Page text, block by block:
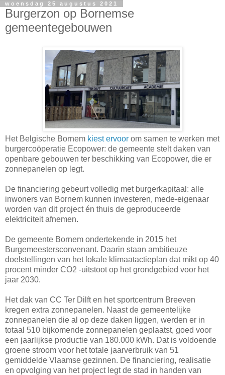
woensdag 25 augustus 2021
Burgerzon op Bornemse
gemeentegebouwen
Het Belgische Bornem kiest ervoor om samen te werken met
burgercoöperatie Ecopower: de gemeente stelt daken van
openbare gebouwen ter beschikking van Ecopower, die er
zonnepanelen op legt.
De financiering gebeurt volledig met burgerkapitaal: alle
inwoners van Bornem kunnen investeren, mede-eigenaar
worden van dit project én thuis de geproduceerde
elektriciteit afnemen.
De gemeente Bornem ondertekende in 2015 het
Burgemeestersconvenant. Daarin staan ambitieuze
doelstellingen van het lokale klimaatactieplan dat mikt op 40
procent minder CO2 -uitstoot op het grondgebied voor het
jaar 2030.
Het dak van CC Ter Dilft en het sportcentrum Breeven
kregen extra zonnepanelen. Naast de gemeentelijke
zonnepanelen die al op deze daken liggen, werden er in
totaal 510 bijkomende zonnepanelen geplaatst, goed voor
een jaarlijkse productie van 180.000 kWh. Dat is voldoende
groene stroom voor het totale jaarverbruik van 51
gemiddelde Vlaamse gezinnen. De financiering, realisatie
en opvolging van het project legt de stad in handen van